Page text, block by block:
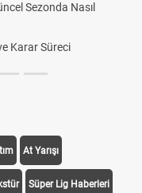
Nasıl
Süreci
At Yarışı